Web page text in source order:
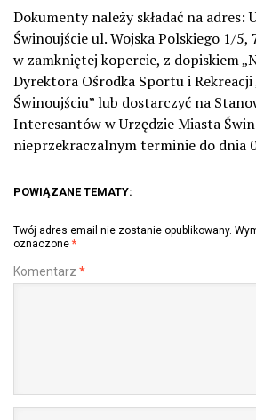
Dokumenty należy składać na adres:
Świnoujście ul. Wojska Polskiego 1/5,
w zamkniętej kopercie, z dopiskiem
Dyrektora Ośrodka Sportu i Rekreacji
Świnoujściu” lub dostarczyć na
Interesantów w Urzędzie Miasta
nieprzekraczalnym terminie do dnia
POWIĄZANE TEMATY:
Twój adres email nie zostanie opublikowany.
oznaczone *
Komentarz *